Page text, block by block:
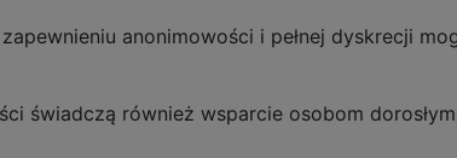
anonimowości i pełnej dyskrecji
świadczą również wsparcie osobom